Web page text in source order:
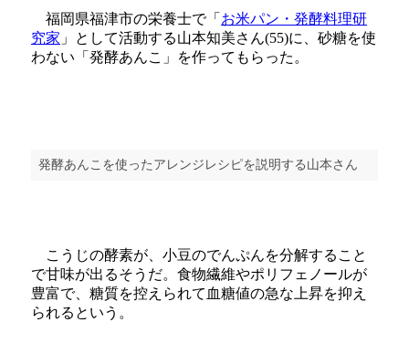
福岡県福津市の栄養士で「 お米パン・発酵料理研
究家 」として活動する山本知美さん(55)に、砂糖を使
わない「発酵あんこ」を作ってもらった。
発酵あんこを使ったアレンジレシピを説明する山本さん
こうじの酵素が、小豆のでんぷんを分解すること
で甘味が出るそうだ。食物繊維やポリフェノールが
豊富で、糖質を控えられて血糖値の急な上昇を抑え
られるという。